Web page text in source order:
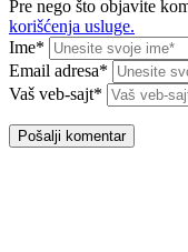
Pre nego što objavite
korišćenja usluge.
Ime*
Email adresa*
Vaš veb-sajt*